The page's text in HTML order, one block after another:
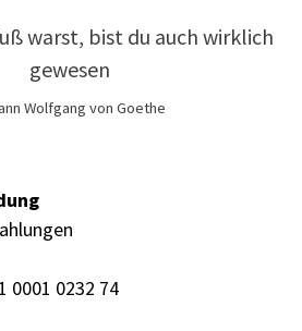
warst, bist du auch wirklich
gewesen
Wolfgang von Goethe
0001 0232 74